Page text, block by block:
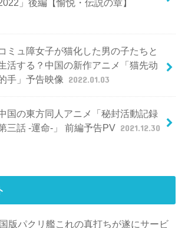
」後編【愉悦・伝説の章】
ミュ障女子が猫化した男の子たちと
活する？中国の新作アニメ「猫先动
手」予告映像
2022.01.03
国の東方同人アニメ「秘封活動記録
三話 -運命-」 前編予告PV 2021.12.30
版パクリ艦これの真打ちが遂にサービ